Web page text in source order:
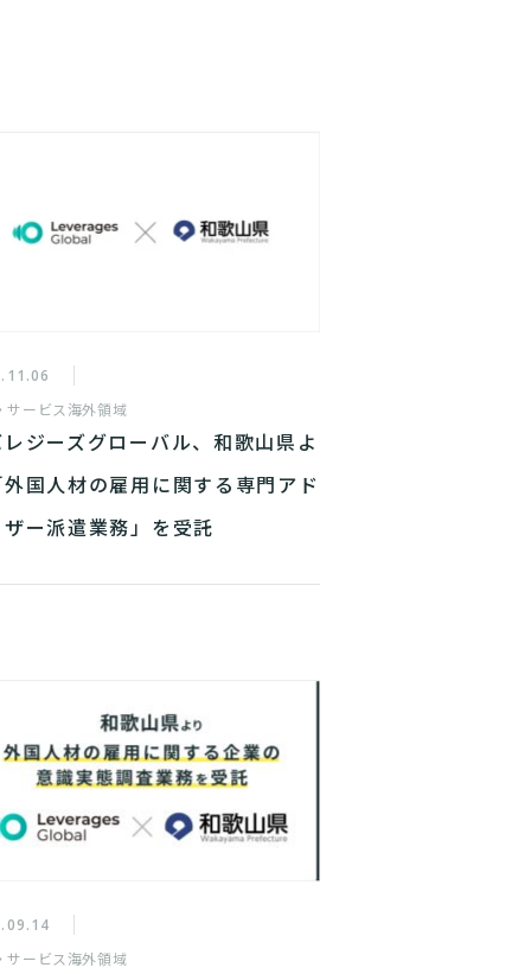
サービス海外領域
ジーズグローバル、和歌山県よ
国人材の雇用に関する専門アド
ー派遣業務」を受託
サービス海外領域